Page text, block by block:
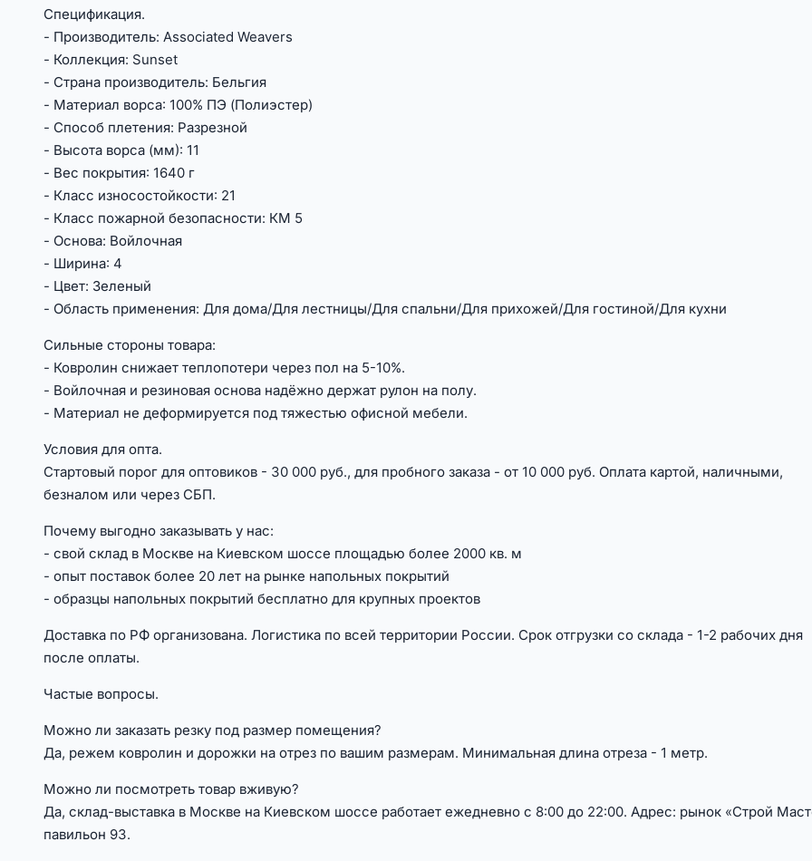
Спецификация.
- Производитель: Associated Weavers
- Коллекция: Sunset
- Страна производитель: Бельгия
- Материал ворса: 100% ПЭ (Полиэстер)
- Способ плетения: Разрезной
- Высота ворса (мм): 11
- Вес покрытия: 1640 г
- Класс износостойкости: 21
- Класс пожарной безопасности: КМ 5
- Основа: Войлочная
- Ширина: 4
- Цвет: Зеленый
- Область применения: Для дома/Для лестницы/Для спальни/Для прихожей/Для гостиной/Для кухни
Сильные стороны товара:
- Ковролин снижает теплопотери через пол на 5-10%.
- Войлочная и резиновая основа надёжно держат рулон на полу.
- Материал не деформируется под тяжестью офисной мебели.
Условия для опта.
Стартовый порог для оптовиков - 30 000 руб., для пробного заказа - от 10 000 руб. Оплата картой, наличными,
безналом или через СБП.
Почему выгодно заказывать у нас:
- свой склад в Москве на Киевском шоссе площадью более 2000 кв. м
- опыт поставок более 20 лет на рынке напольных покрытий
- образцы напольных покрытий бесплатно для крупных проектов
Доставка по РФ организована. Логистика по всей территории России. Срок отгрузки со склада - 1-2 рабочих дня
после оплаты.
Частые вопросы.
Можно ли заказать резку под размер помещения?
Да, режем ковролин и дорожки на отрез по вашим размерам. Минимальная длина отреза - 1 метр.
Можно ли посмотреть товар вживую?
Да, склад-выставка в Москве на Киевском шоссе работает ежедневно с 8:00 до 22:00. Адрес: рынок «Строй
павильон 93.